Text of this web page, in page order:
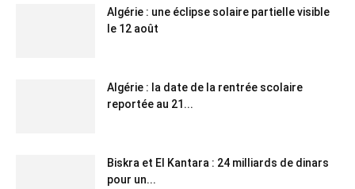
Algérie : une éclipse solaire partielle visible
le 12 août
Algérie : la date de la rentrée scolaire
reportée au 21...
Biskra et El Kantara : 24 milliards de dinars
pour un...